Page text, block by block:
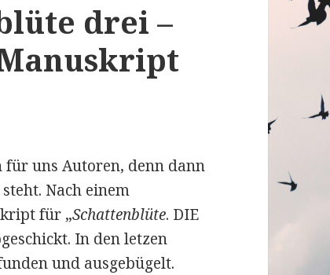
drei –
uns Autoren, denn dann
Nach einem
für „Schattenblüte. DIE
In den letzen
und ausgebügelt.